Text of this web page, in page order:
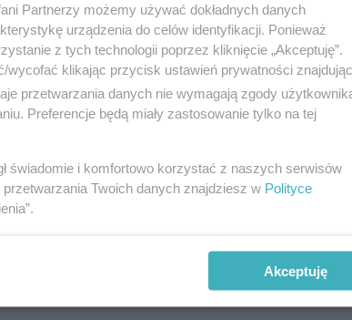
Partnerzy możemy używać dokładnych danych
urządzenia do celów identyfikacji. Ponieważ
z tych technologii poprzez kliknięcie „Akceptuję”.
wycofać klikając przycisk ustawień prywatności
przetwarzania danych nie wymagają zgody
Preferencje będą miały zastosowanie tylko na tej
świadomie i komfortowo korzystać z naszych serwisów
Twoich danych znajdziesz w Polityce
Akceptuję